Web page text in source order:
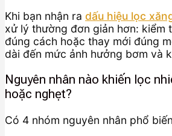
Khi bạn nhận ra dấu hiệu lọc
xử lý thường đơn giản hơn: kiểm
đúng cách hoặc thay mới đúng
dài đến mức ảnh hưởng bơm và
Nguyên nhân nào khiến lọc
hoặc nghẹt?
Có 4 nhóm nguyên nhân phổ